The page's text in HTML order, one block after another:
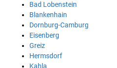
Bad Lobenstein
Blankenhain
Dornburg-Camburg
Eisenberg
Greiz
Hermsdorf
Kahla